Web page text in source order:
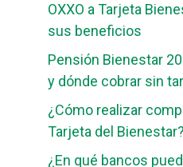
OXXO a Tarjeta
sus beneficios
Pensión Bienestar
y dónde cobrar sin
¿Cómo realizar
Tarjeta del Bienestar?
¿En qué bancos